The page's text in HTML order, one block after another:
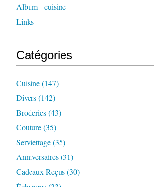
Album - cuisine
Links
Catégories
Cuisine(147)
Divers(142)
Broderies(43)
Couture(35)
Serviettage(35)
Anniversaires(31)
Cadeaux Reçus(30)